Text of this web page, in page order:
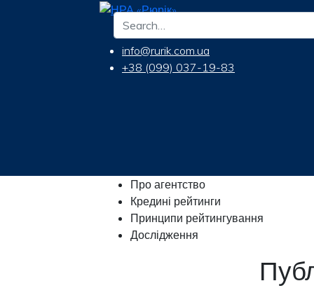
info@rurik.com.ua
+38 (099) 037-19-83
Про агентство
Кредині рейтинги
Принципи рейтингування
Дослідження